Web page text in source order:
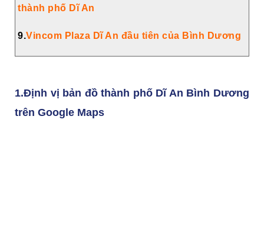
thành phố Dĩ An
9.Vincom Plaza Dĩ An đầu tiên của Bình Dương
1.Định vị bản đồ thành phố Dĩ An Bình Dương
trên Google Maps